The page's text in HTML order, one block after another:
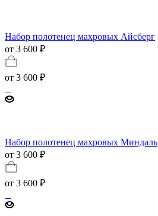
Набор полотенец махровых Айсберг
от 3 600 ₽
от 3 600 ₽
Набор полотенец махровых Миндаль
от 3 600 ₽
от 3 600 ₽